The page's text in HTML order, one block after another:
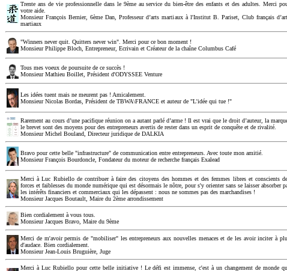
Trente ans de vie professionnelle dans le 9ème au service du bien-être des enfants et des adultes. Merci
votre aide.
Monsieur François Bernier, 6ème Dan, Professeur d’arts martiaux à l'Institut B. Pariset, Club français
martiaux
"Winners never quit. Quitters never win". Merci pour ce bon moment !
Monsieur Philippe Bloch, Entrepreneur, Ecrivain et Créateur de la chaîne Columbus Café
Tous mes voeux de poursuite de ce succès !
Monsieur Mathieu Boillet, Président d'ODYSSEE Venture
Les idées tuent mais ne meurent pas ! Amicalement.
Monsieur Nicolas Bordas, Président de TBWA\FRANCE et auteur de "L'idée qui tue !"
Rarement au cours d’une pacifique réunion on a autant parlé d’arme ! Il est vrai que le droit d’auteur, la
le brevet sont des moyens pour des entrepreneurs avertis de rester dans un esprit de conquête et de rivalité.
Monsieur Michel Bouland, Directeur juridique de DALKIA
Bravo pour cette belle "infrastructure" de communication entre entrepreneurs. Avec toute mon amitié.
Monsieur François Bourdoncle, Fondateur du moteur de recherche français Exalead
Merci à Luc Rubiello de contribuer à faire des citoyens des hommes et des femmes libres et conscients
forces et faiblesses du monde numérique qui est désormais le nôtre, pour s'y orienter sans se laisser absorber
les intérêts financiers et commerciaux qui les dépassent : nous ne sommes pas des marchandises !
Monsieur Jacques Boutault, Maire du 2ème arrondissement
Bien cordialement à vous tous.
Monsieur Jacques Bravo, Maire du 9ème
Merci de m'avoir permis de "mobiliser" les entrepreneurs aux nouvelles menaces et de les avoir inciter à
d'audace. Bien cordialement.
Monsieur Jean-Louis Bruguière, Juge
Merci à Luc Rubiello pour cette belle initiative ! Le défi est immense, c'est à un changement de monde